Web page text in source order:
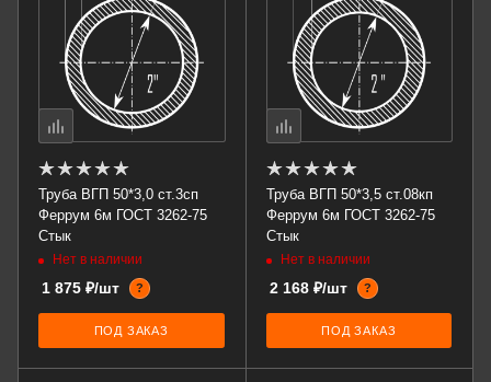
Труба ВГП 50*3,0 ст.3сп
Феррум 6м ГОСТ 3262-75
Стык
Нет в наличии
1 875 ₽/шт ?
ПОД ЗАКАЗ
Труба ВГП 50*3,5 ст.08кп
Феррум 6м ГОСТ 3262-75
Стык
Нет в наличии
2 168 ₽/шт ?
ПОД ЗАКАЗ